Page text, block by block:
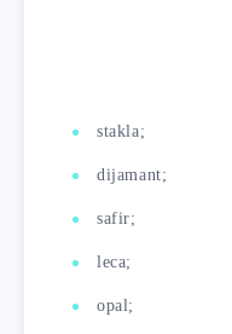
stakla;
dijamant;
safir;
leca;
opal;